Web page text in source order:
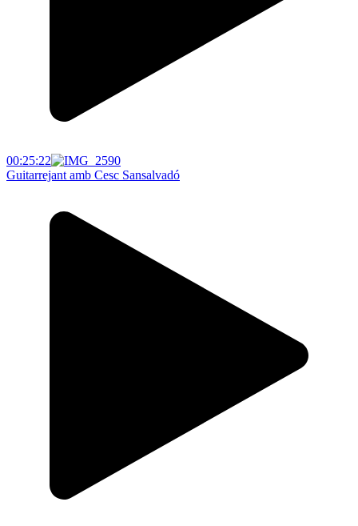
00:25:22
Guitarrejant amb Cesc Sansalvadó